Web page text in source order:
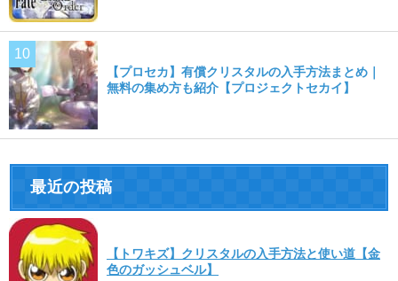
【プロセカ】有償クリスタルの入手方法まとめ｜
無料の集め方も紹介【プロジェクトセカイ】
最近の投稿
【トワキズ】クリスタルの入手方法と使い道【金
色のガッシュベル】